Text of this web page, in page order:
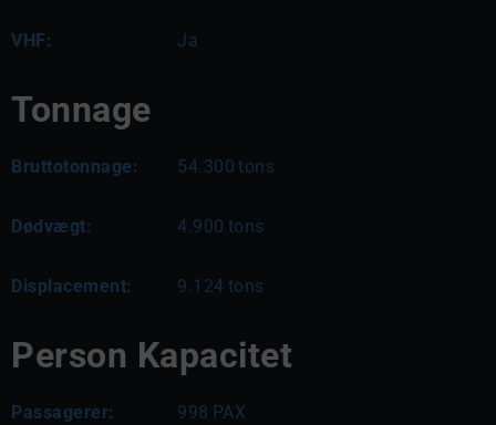
VHF: Ja
Tonnage
Bruttotonnage: 54.300 tons
Dødvægt: 4.900 tons
Displacement: 9.124 tons
Person Kapacitet
Passagerer: 998 PAX